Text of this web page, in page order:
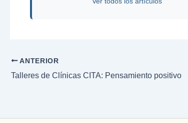
ANTERIOR
Talleres de Clínicas CITA: Pensamiento positivo